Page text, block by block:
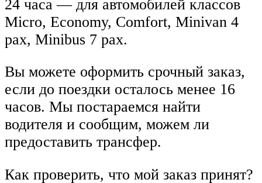
24 часа — для автомобилей классов
Micro, Economy, Comfort, Minivan 4
pax, Minibus 7 pax.
Вы можете оформить срочный заказ,
если до поездки осталось менее 16
часов. Мы постараемся найти
водителя и сообщим, можем ли
предоставить трансфер.
Как проверить, что мой заказ принят?